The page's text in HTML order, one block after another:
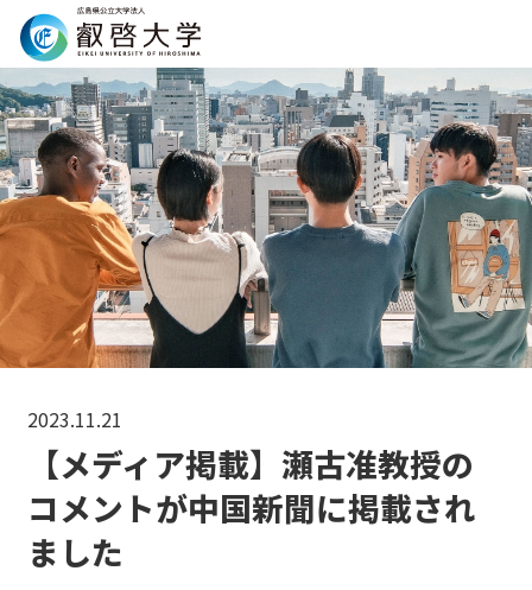
Search
2023.11.21
【メディア掲載】瀬古准教授の
コメントが中国新聞に掲載され
ました